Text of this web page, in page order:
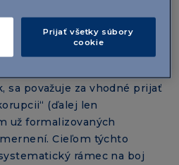
na čoraz dôležitejšiu
na medzinárodnej
partnerstiev s
sa považuje za vhodné prijať
(ďalej len
už formalizovaných
Cieľom týchto
rámec na boj
Prijať všetky súbory
cookie